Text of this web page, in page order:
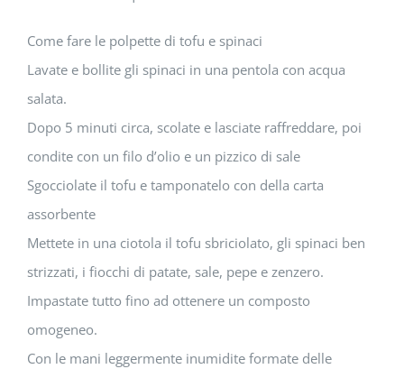
Come fare le polpette di tofu e spinaci
Lavate e bollite gli spinaci in una pentola con acqua
salata.
Dopo 5 minuti circa, scolate e lasciate raffreddare, poi
condite con un filo d’olio e un pizzico di sale
Sgocciolate il tofu e tamponatelo con della carta
assorbente
Mettete in una ciotola il tofu sbriciolato, gli spinaci ben
strizzati, i fiocchi di patate, sale, pepe e zenzero.
Impastate tutto fino ad ottenere un composto
omogeneo.
Con le mani leggermente inumidite formate delle